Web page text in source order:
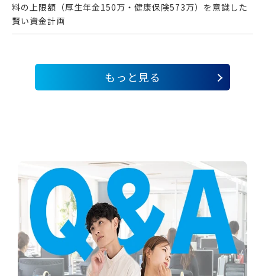
料の上限額（厚生年金150万・健康保険573万）を意識した
賢い資金計画
もっと見る